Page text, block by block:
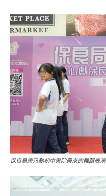
保良局唐乃勤初中書院帶來的舞蹈表演